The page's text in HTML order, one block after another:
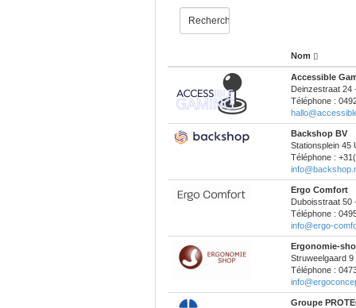
Nom
Accessible
Deinzestraat 24
Téléphone :
Backshop BV
Stationsplein 45
Téléphone :
Ergo Comfort
Duboisstraat 50
Téléphone :
info@ergo-
Ergonomie-
Struweelgaard
Téléphone :
Groupe